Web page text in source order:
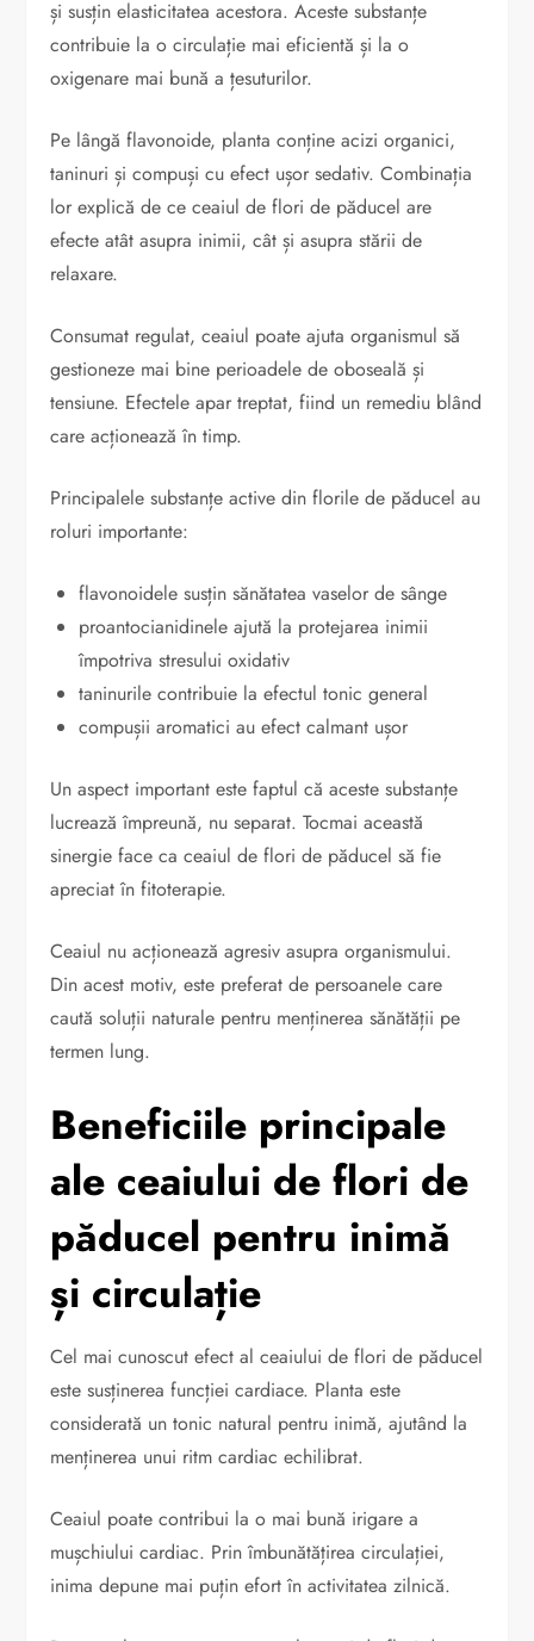
și susțin elasticitatea acestora. Aceste substanțe
contribuie la o circulație mai eficientă și la o
oxigenare mai bună a țesuturilor.
Pe lângă flavonoide, planta conține acizi organici,
taninuri și compuși cu efect ușor sedativ. Combinația
lor explică de ce ceaiul de flori de păducel are
efecte atât asupra inimii, cât și asupra stării de
relaxare.
Consumat regulat, ceaiul poate ajuta organismul să
gestioneze mai bine perioadele de oboseală și
tensiune. Efectele apar treptat, fiind un remediu blând
care acționează în timp.
Principalele substanțe active din florile de păducel au
roluri importante:
flavonoidele susțin sănătatea vaselor de sânge
proantocianidinele ajută la protejarea inimii
împotriva stresului oxidativ
taninurile contribuie la efectul tonic general
compușii aromatici au efect calmant ușor
Un aspect important este faptul că aceste substanțe
lucrează împreună, nu separat. Tocmai această
sinergie face ca ceaiul de flori de păducel să fie
apreciat în fitoterapie.
Ceaiul nu acționează agresiv asupra organismului.
Din acest motiv, este preferat de persoanele care
caută soluții naturale pentru menținerea sănătății pe
termen lung.
Beneficiile principale
ale ceaiului de flori de
păducel pentru inimă
și circulație
Cel mai cunoscut efect al ceaiului de flori de păducel
este susținerea funcției cardiace. Planta este
considerată un tonic natural pentru inimă, ajutând la
menținerea unui ritm cardiac echilibrat.
Ceaiul poate contribui la o mai bună irigare a
mușchiului cardiac. Prin îmbunătățirea circulației,
inima depune mai puțin efort în activitatea zilnică.